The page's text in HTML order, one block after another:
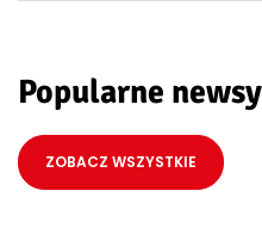
Popularne newsy
ZOBACZ WSZYSTKIE